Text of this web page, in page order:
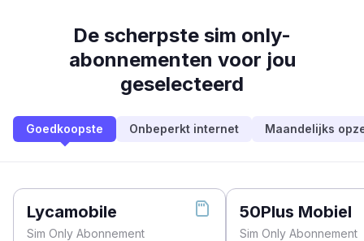
De scherpste sim only-
abonnementen voor jou
geselecteerd
Goedkoopste Onbeperkt internet Maandelijks
Lycamobile
Sim Only Abonnement
50Plus Mobiel
Sim Only Abonnement